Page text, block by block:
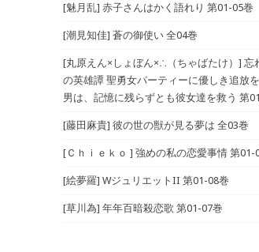
[魅月乱] 赤子さんはかく語れり 第01-05巻
[潮見知佳] 蒼の御使い 全04巻
[丸原えん×しょぼん×∴（ちゃばたけ）] 忘
の英雄譚 聖勇女パーティーに優しき追放
男は、記憶に残らずとも彼女達を救う 第
[藤田麻貴] 彼の世の獣が見る夢は 全03巻
[Ｃｈｉｅｋｏ ] 強めの私の恋愛事情 第01-
[絵夢羅] WジュリエットII 第01-08巻
[草川為] 年年百暗殺恋歌 第01-07巻